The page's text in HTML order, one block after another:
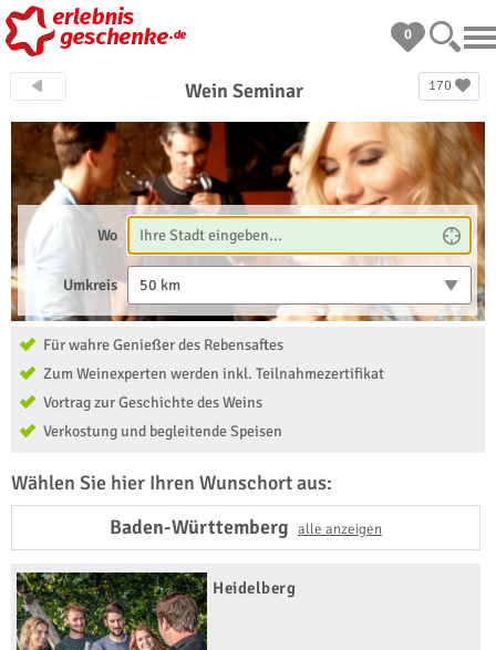
0
170
Wein Seminar
Wo
Umkreis 50 km
Für wahre Genießer des Rebensaftes
Zum Weinexperten werden inkl. Teilnahmezertifikat
Vortrag zur Geschichte des Weins
Verkostung und begleitende Speisen
Wählen Sie hier Ihren Wunschort aus:
Baden-Württemberg alle anzeigen
Heidelberg